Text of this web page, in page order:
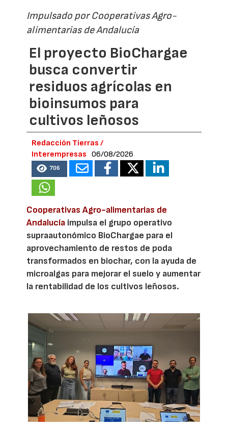
Impulsado por Cooperativas Agro-
alimentarias de Andalucía
El proyecto BioChargae
busca convertir
residuos agrícolas en
bioinsumos para
cultivos leñosos
Redacción Tierras /
Interempresas
06/08/2026
706
Cooperativas Agro-alimentarias de
Andalucía impulsa el grupo operativo
supraautonómico BioChargae para el
aprovechamiento de restos de poda
transformados en biochar, con la ayuda de
microalgas para mejorar el suelo y aumentar
la rentabilidad de los cultivos leñosos.